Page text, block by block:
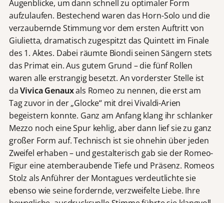
Augenblicke, um dann schnell zu optimaler Form
aufzulaufen. Bestechend waren das Horn-Solo und die
verzaubernde Stimmung vor dem ersten Auftritt von
Giulietta, dramatisch zugespitzt das Quintett im Finale
des 1. Aktes. Dabei räumte Biondi seinen Sängern stets
das Primat ein. Aus gutem Grund – die fünf Rollen
waren alle erstrangig besetzt. An vorderster Stelle ist
daVivica Genauxals Romeo zu nennen, die erst am
Tag zuvor in der „Glocke“ mit drei Vivaldi-Arien
begeistern konnte. Ganz am Anfang klang ihr schlanker
Mezzo noch eine Spur kehlig, aber dann lief sie zu ganz
großer Form auf. Technisch ist sie ohnehin über jeden
Zweifel erhaben – und gestalterisch gab sie der Romeo-
Figur eine atemberaubende Tiefe und Präsenz. Romeos
Stolz als Anführer der Montagues verdeutlichte sie
ebenso wie seine fordernde, verzweifelte Liebe. Ihre